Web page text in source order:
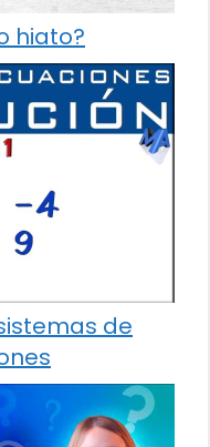
hiato?
de